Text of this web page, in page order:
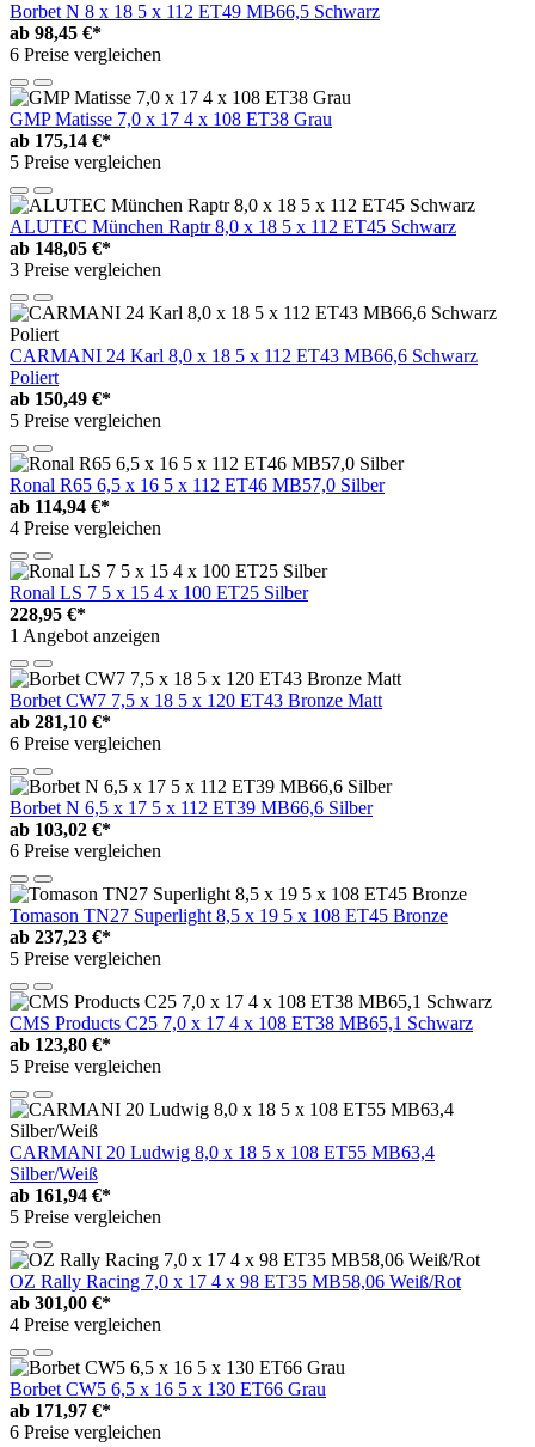
Borbet N 8 x 18 5 x 112 ET49 MB66,5 Schwarz
ab 98,45 €*
6 Preise vergleichen
GMP Matisse 7,0 x 17 4 x 108 ET38 Grau
ab 175,14 €*
5 Preise vergleichen
ALUTEC München Raptr 8,0 x 18 5 x 112 ET45 Schwarz
ab 148,05 €*
3 Preise vergleichen
CARMANI 24 Karl 8,0 x 18 5 x 112 ET43 MB66,6 Schwarz
Poliert
ab 150,49 €*
5 Preise vergleichen
Ronal R65 6,5 x 16 5 x 112 ET46 MB57,0 Silber
ab 114,94 €*
4 Preise vergleichen
Ronal LS 7 5 x 15 4 x 100 ET25 Silber
228,95 €*
1 Angebot anzeigen
Borbet CW7 7,5 x 18 5 x 120 ET43 Bronze Matt
ab 281,10 €*
6 Preise vergleichen
Borbet N 6,5 x 17 5 x 112 ET39 MB66,6 Silber
ab 103,02 €*
6 Preise vergleichen
Tomason TN27 Superlight 8,5 x 19 5 x 108 ET45 Bronze
ab 237,23 €*
5 Preise vergleichen
CMS Products C25 7,0 x 17 4 x 108 ET38 MB65,1 Schwarz
ab 123,80 €*
5 Preise vergleichen
CARMANI 20 Ludwig 8,0 x 18 5 x 108 ET55 MB63,4
Silber/Weiß
ab 161,94 €*
5 Preise vergleichen
OZ Rally Racing 7,0 x 17 4 x 98 ET35 MB58,06 Weiß/Rot
ab 301,00 €*
4 Preise vergleichen
Borbet CW5 6,5 x 16 5 x 130 ET66 Grau
ab 171,97 €*
6 Preise vergleichen